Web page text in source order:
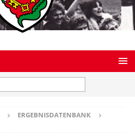
ERGEBNISDATENBANK